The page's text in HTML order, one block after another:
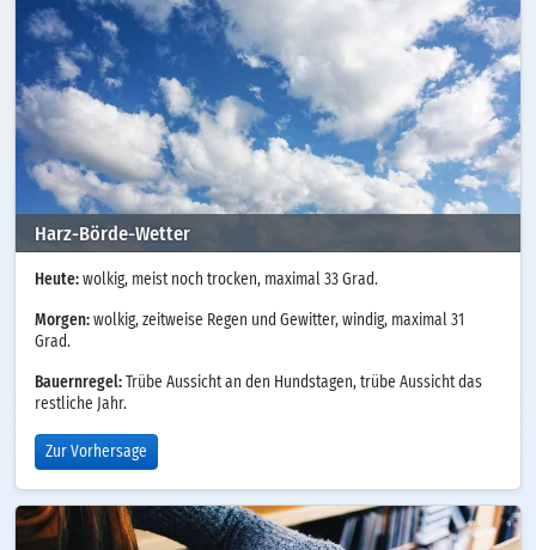
Harz-Börde-Wetter
Heute: wolkig, meist noch trocken, maximal 33 Grad.
Morgen: wolkig, zeitweise Regen und Gewitter, windig, maximal 31
Grad.
Bauernregel: Trübe Aussicht an den Hundstagen, trübe Aussicht das
restliche Jahr.
Zur Vorhersage